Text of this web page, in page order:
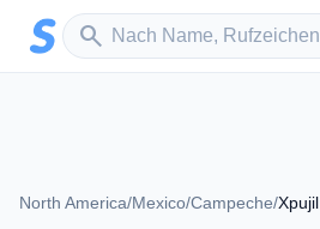
Zum Hauptinhalt springen
search
Sender suchen
North America/Mexico/Campeche/Xpujil